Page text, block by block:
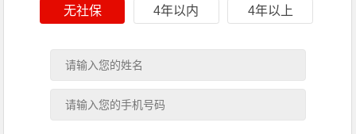
无社保 4年以内 4年以上